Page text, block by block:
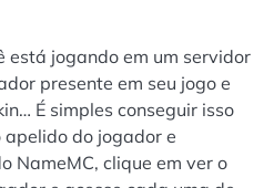
está jogando em um servidor
presente em seu jogo e
É simples conseguir isso
apelido do jogador e
NameMC, clique em ver o